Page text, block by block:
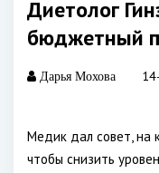
Диетолог
бюджетный
Дарья Мохова
Медик дал совет, на
чтобы снизить